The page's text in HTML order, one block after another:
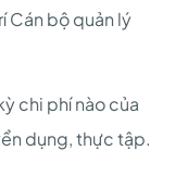
Cán bộ quản lý
chi phí nào của
dụng, thực tập.